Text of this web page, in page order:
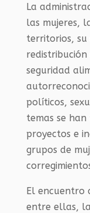
La
las mujeres,
territorios,
seguridad
políticos,
temas se
proyectos e
grupos de
El encuentro
entre ellas,